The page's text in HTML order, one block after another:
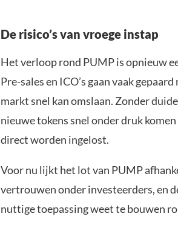
De risico’s van vroege instap
Het verloop rond PUMP is opnieuw
Pre-sales en ICO’s gaan vaak
markt snel kan omslaan. Zonder
nieuwe tokens snel onder druk
direct worden ingelost.
Voor nu lijkt het lot van PUMP
vertrouwen onder investeerders, en
nuttige toepassing weet te bouwen